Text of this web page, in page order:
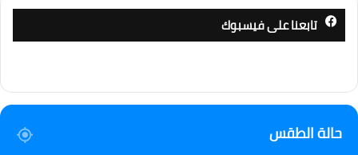
تابعنا على فيسبوك
حالة الطقس